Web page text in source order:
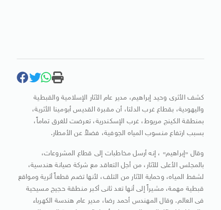
كشف الأثرى وحيد إبراهيم، مدير عام الآثار الإسلامية والقبطية
واليهودية، بقطاع غرب الدلتا، أن مقبرة القديس أبومينا الأثرية،
بمنطقة الكينج مريوط، غرب الإسكندرية، تعرضت للغرق تماماً،
بسبب ارتفاع منسوب المياه الجوفية، فضلاً عن الأمطار.
وقال «إبراهيم» ، إنه أرسل مخاطبات إلى قطاع المشروعات،
بالمجلس الأعلى للآثار، من أجل التعاقد مع شركة صيانة هندسية،
لشفط المياه، وحماية الآثار من التلف، لأنها تضم قطعاً أثرية ومواقع
قبطية مهمة، مشيراً إلى أنها تعد ثانى أكبر منطقة حجيج مسيحية
فى العالم. وقال المهندس أحمد رضا، مدير عام هندسة الكهرباء